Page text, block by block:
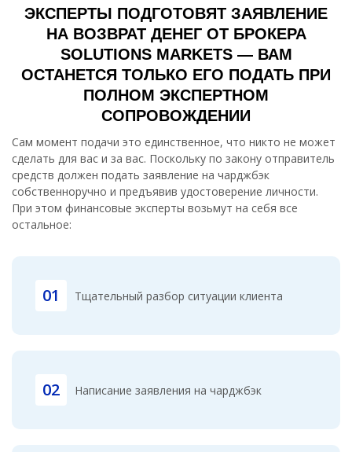
ЭКСПЕРТЫ ПОДГОТОВЯТ ЗАЯВЛЕНИЕ
НА ВОЗВРАТ ДЕНЕГ ОТ БРОКЕРА
SOLUTIONS MARKETS — ВАМ
ОСТАНЕТСЯ ТОЛЬКО ЕГО ПОДАТЬ ПРИ
ПОЛНОМ ЭКСПЕРТНОМ
СОПРОВОЖДЕНИИ
Сам момент подачи это единственное, что никто не может
сделать для вас и за вас. Поскольку по закону отправитель
средств должен подать заявление на чарджбэк
собственноручно и предъявив удостоверение личности.
При этом финансовые эксперты возьмут на себя все
остальное:
01 Тщательный разбор ситуации клиента
02 Написание заявления на чарджбэк